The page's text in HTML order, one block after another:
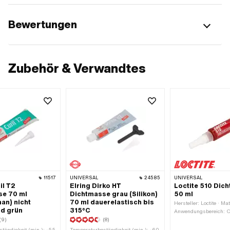
Bewertungen
Zubehör & Verwandtes
11517
T2
70 ml
nicht
grün
UNIVERSAL 24585
Elring Dirko HT
Dichtmasse grau (Silikon)
70 ml dauerelastisch bis
315°C
(8)
UNIVERSAL
Loctite 510
50 ml
Hersteller: Loctite ·
Anwendungsbereich: